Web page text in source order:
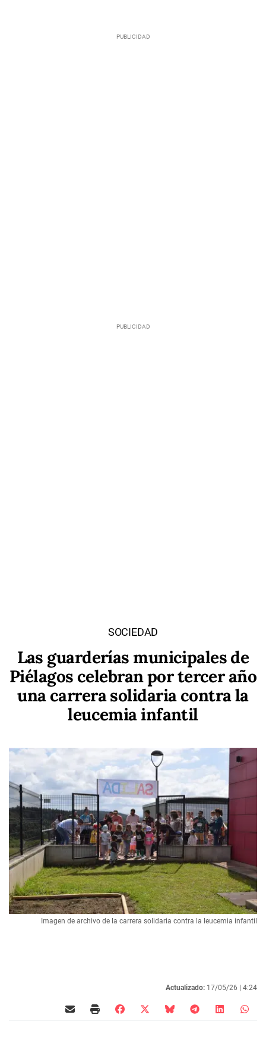
SOCIEDAD
Las guarderías municipales de
Piélagos celebran por tercer año
una carrera solidaria contra la
leucemia infantil
Imagen de archivo de la carrera solidaria contra la leucemia infantil
Actualizado: 17/05/26 | 4:24